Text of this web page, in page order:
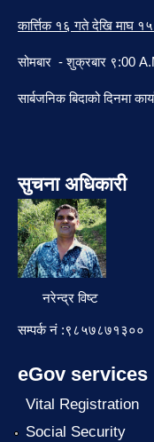
कार्त्तिक १६ गते देखि माघ
सोमबार - शुक्रबार ९:00
सार्बजनिक बिदाको दिनमा
सुचना अधिकारी
नरेन्द्र विष्ट
सम्पर्क नं :९८५७८७१३००
eGov services
Vital Registration
Social Security